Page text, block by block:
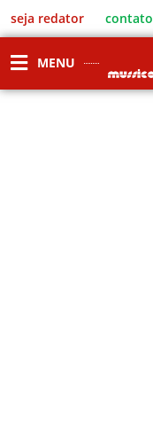
seja redator contato
MENU